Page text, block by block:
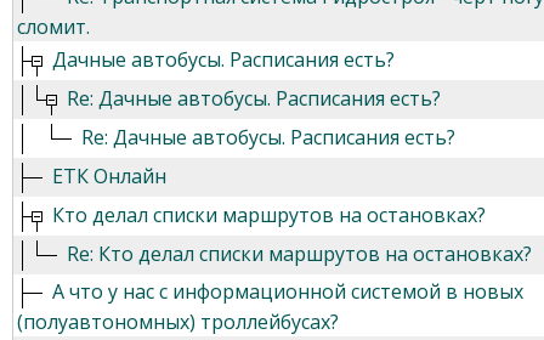
сломит.
Дачные автобусы. Расписания есть?
Re: Дачные автобусы. Расписания есть?
Re: Дачные автобусы. Расписания есть?
ЕТК Онлайн
Кто делал списки маршрутов на остановках?
Re: Кто делал списки маршрутов на остановках?
А что у нас с информационной системой в новых
(полуавтономных) троллейбусах?